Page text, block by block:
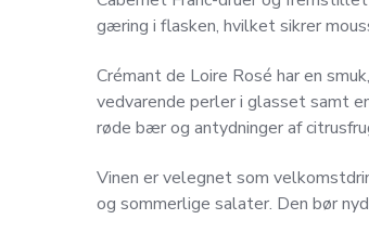
gæring i flasken, hvilket sikrer
Crémant de Loire Rosé har en
vedvarende perler i glasset samt
røde bær og antydninger af
Vinen er velegnet som
og sommerlige salater. Den bør